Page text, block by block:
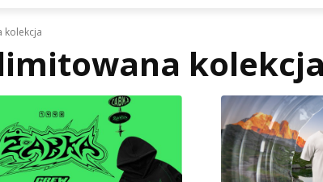
kolekcja
kolekcja